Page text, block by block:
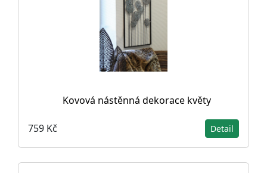
Kovová nástěnná dekorace květy
759 Kč Detail